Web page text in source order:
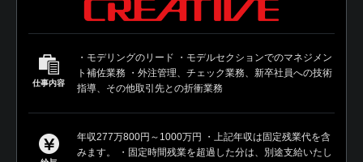
仕事内容
・モデリングのリード ・モデルセクションでのマネジメン
ト補佐業務 ・外注管理、チェック業務、新卒社員への技術
指導、その他取引先との折衝業務
年収277万800円～1000万円 ・上記年収は固定残業代を含
みます。 ・固定時間残業を超過した分は、別途支給いたし